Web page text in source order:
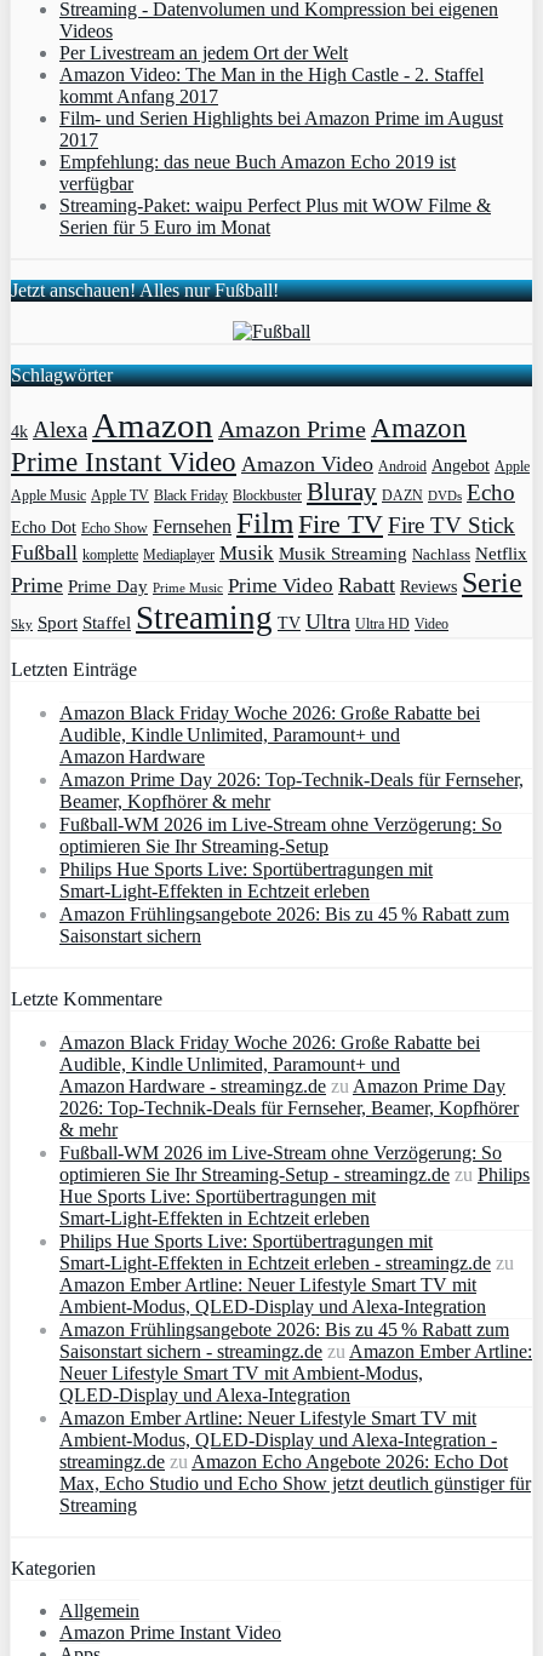
Streaming - Datenvolumen und Kompression bei eigenen
Videos
Per Livestream an jedem Ort der Welt
Amazon Video: The Man in the High Castle - 2. Staffel
kommt Anfang 2017
Film- und Serien Highlights bei Amazon Prime im August
2017
Empfehlung: das neue Buch Amazon Echo 2019 ist
verfügbar
Streaming-Paket: waipu Perfect Plus mit WOW Filme &
Serien für 5 Euro im Monat
Jetzt anschauen! Alles nur Fußball!
Schlagwörter
4k AlexaAmazon Amazon PrimeAmazon
Prime Instant Video Amazon Video Android Angebot Apple
Apple Music Apple TV Black Friday Blockbuster Bluray DAZN DVDs Echo
Echo Dot Echo Show Fernsehen FilmFire TVFire TV Stick
Fußball komplette Mediaplayer Musik Musik Streaming Nachlass Netflix
Prime Prime Day Prime Music Prime Video Rabatt Reviews Serie
Sky Sport Staffel Streaming TV Ultra Ultra HD Video
Letzten Einträge
Amazon Black Friday Woche 2026: Große Rabatte bei
Audible, Kindle Unlimited, Paramount+ und
Amazon Hardware
Amazon Prime Day 2026: Top-Technik-Deals für Fernseher,
Beamer, Kopfhörer & mehr
Fußball-WM 2026 im Live-Stream ohne Verzögerung: So
optimieren Sie Ihr Streaming-Setup
Philips Hue Sports Live: Sportübertragungen mit
Smart‑Light‑Effekten in Echtzeit erleben
Amazon Frühlingsangebote 2026: Bis zu 45 % Rabatt zum
Saisonstart sichern
Letzte Kommentare
Amazon Black Friday Woche 2026: Große Rabatte bei
Audible, Kindle Unlimited, Paramount+ und
Amazon Hardware - streamingz.de zuAmazon Prime Day
2026: Top-Technik-Deals für Fernseher, Beamer, Kopfhörer
& mehr
Fußball-WM 2026 im Live-Stream ohne Verzögerung: So
optimieren Sie Ihr Streaming-Setup - streamingz.de zu Philips
Hue Sports Live: Sportübertragungen mit
Smart‑Light‑Effekten in Echtzeit erleben
Philips Hue Sports Live: Sportübertragungen mit
Smart‑Light‑Effekten in Echtzeit erleben - streamingz.de zu
Amazon Ember Artline: Neuer Lifestyle Smart TV mit
Ambient‑Modus, QLED‑Display und Alexa‑Integration
Amazon Frühlingsangebote 2026: Bis zu 45 % Rabatt zum
Saisonstart sichern - streamingz.de zuAmazon Ember Artline:
Neuer Lifestyle Smart TV mit Ambient‑Modus,
QLED‑Display und Alexa‑Integration
Amazon Ember Artline: Neuer Lifestyle Smart TV mit
Ambient‑Modus, QLED‑Display und Alexa‑Integration -
streamingz.de zuAmazon Echo Angebote 2026: Echo Dot
Max, Echo Studio und Echo Show jetzt deutlich günstiger für
Streaming
Kategorien
Allgemein
Amazon Prime Instant Video